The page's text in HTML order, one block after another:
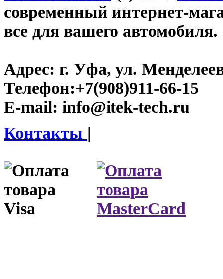
современный интернет-
все для вашего автомобиля.
Адрес: г. Уфа, ул.
Телефон:+7(908)911-66-15
E-mail: info@itek-tech.ru
Контакты |